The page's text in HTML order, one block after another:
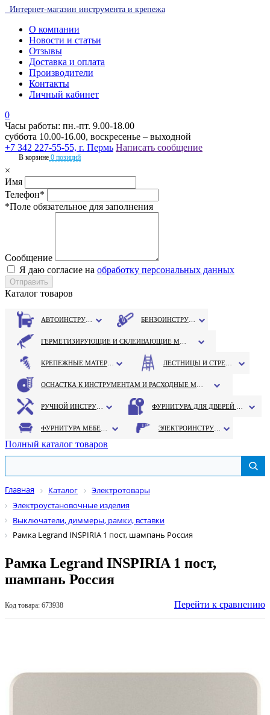
Интернет-магазин инструмента и крепежа
О компании
Новости и статьи
Отзывы
Доставка и оплата
Производители
Контакты
Личный кабинет
0
Часы работы: пн.-пт. 9.00-18.00
суббота 10.00-16.00, воскресенье – выходной
+7 342 227-55-55, г. Пермь Написать сообщение
В корзине 0 позиций
×
Имя
Телефон*
*Поле обязательное для заполнения
Сообщение
Я даю согласие на обработку персональных данных
Каталог товаров
Полный каталог товаров
Главная Каталог
Электротовары
Электроустановочные изделия
Выключатели, диммеры, рамки, вставки
Рамка Legrand INSPIRIA 1 пост, шампань Россия
Рамка Legrand INSPIRIA 1 пост,
шампань Россия
Код товара: 673938 Перейти к сравнению